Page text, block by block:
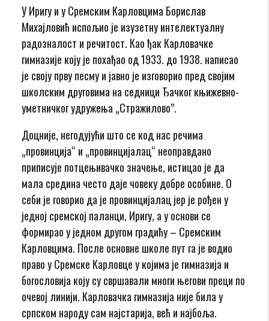
У Иригу и у Сремским Карловцима Борислав
Михајловић испољио је изузетну интелектуалну
радозналост и речитост. Као ђак Карловачке
гимназије коју је похађао од 1933. до 1938. написао
је своју прву песму и јавно је изговорио пред својим
школским друговима на седници Ђачког књижевно-
уметничког удружења „Стражилово”.
Доцније, негодујући што се код нас речима
„провинција“ и „провинцијалац“ неоправдано
приписује потцењивачко значење, истицао је да
мала средина често даје човеку добре особине. О
себи је говорио да је провинцијалац јер је рођен у
једној сремској паланци, Иригу, а у основи се
формирао у једном другом градићу – Сремским
Карловцима. После основне школе пут га је водио
право у Сремске Карловце у којима је гимназија и
богословија коју су свршавали многи његови преци по
очевој линији. Карловачка гимназија није била у
српском народу сам најстарија, већ и најбоља.